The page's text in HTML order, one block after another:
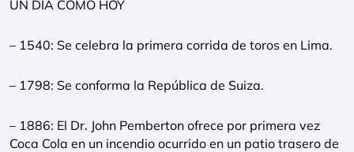
UN DIA COMO HOY
– 1540: Se celebra la primera corrida de toros en Lima.
– 1798: Se conforma la República de Suiza.
– 1886: El Dr. John Pemberton ofrece por primera vez
Coca Cola en un incendio ocurrido en un patio trasero de